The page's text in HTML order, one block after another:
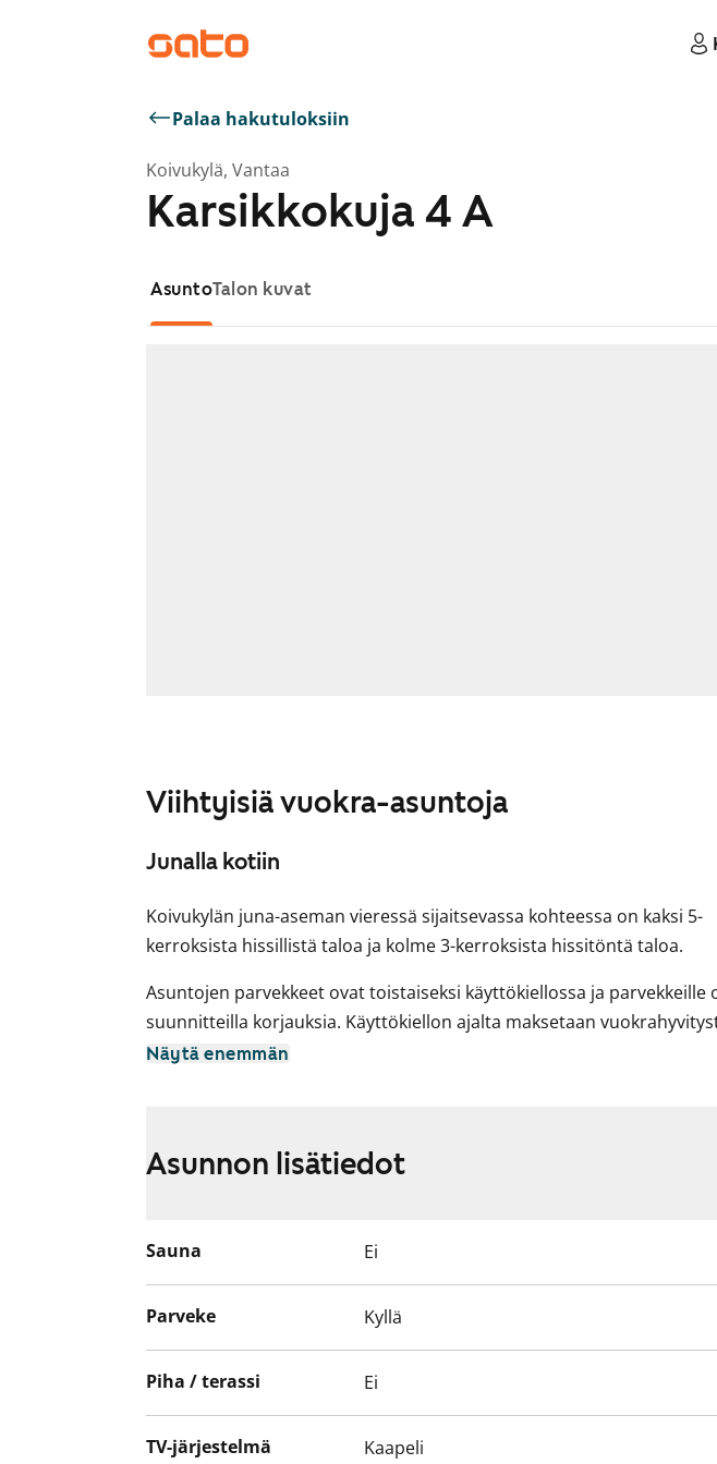
Palaa hakutuloksiin
Koivukylä, Vantaa
Karsikkokuja 4 A
AsuntoTalon kuvat
Viihtyisiä vuokra-asuntoja
Junalla kotiin
Koivukylän juna-aseman vieressä sijaitsevassa kohteessa on kaksi 5-
kerroksista hissillistä taloa ja kolme 3-kerroksista hissitöntä taloa.
Asuntojen parvekkeet ovat toistaiseksi käyttökiellossa ja parvekkeille
suunnitteilla korjauksia. Käyttökiellon ajalta maksetaan
Näytä enemmän
Asunnon lisätiedot
Sauna Ei
Parveke Kyllä
Piha / terassi Ei
TV-järjestelmä Kaapeli